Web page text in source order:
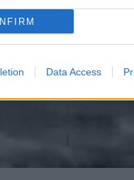
Data Access
μ@@@», του
ΧΤΕΣ
καρφώθηκε πάνω σε